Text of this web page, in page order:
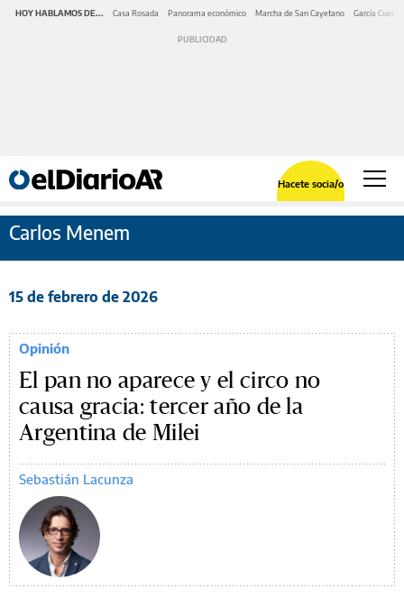
HOY HABLAMOS DE... Casa Rosada Panorama económico Marcha de San Cayetano García Cuerva
Hacete socia/o
Carlos Menem
15 de febrero de 2026
Opinión
El pan no aparece y el circo no
causa gracia: tercer año de la
Argentina de Milei
Sebastián Lacunza